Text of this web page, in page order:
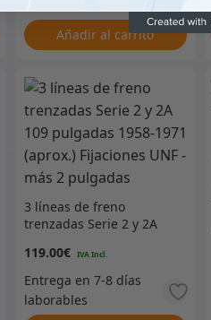
Añadir al carrito
3 líneas de freno
trenzadas Serie 2 y 2A
(aprox.) Fijaciones UNF –
más 2 pulgadas
119.00€